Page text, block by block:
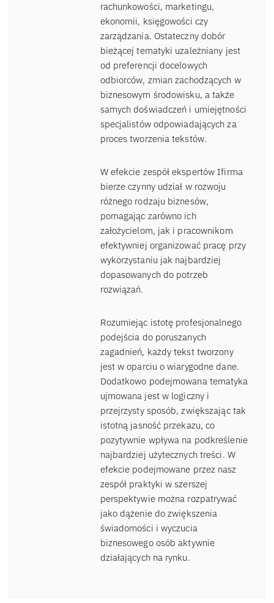
rachunkowości, marketingu,
ekonomii, księgowości czy
zarządzania. Ostateczny dobór
bieżącej tematyki uzależniany jest
od preferencji docelowych
odbiorców, zmian zachodzących w
biznesowym środowisku, a także
samych doświadczeń i umiejętności
specjalistów odpowiadających za
proces tworzenia tekstów.
W efekcie zespół ekspertów Ifirma
bierze czynny udział w rozwoju
różnego rodzaju biznesów,
pomagając zarówno ich
założycielom, jak i pracownikom
efektywniej organizować pracę przy
wykorzystaniu jak najbardziej
dopasowanych do potrzeb
rozwiązań.
Rozumiejąc istotę profesjonalnego
podejścia do poruszanych
zagadnień, każdy tekst tworzony
jest w oparciu o wiarygodne dane.
Dodatkowo podejmowana tematyka
ujmowana jest w logiczny i
przejrzysty sposób, zwiększając tak
istotną jasność przekazu, co
pozytywnie wpływa na podkreślenie
najbardziej użytecznych treści. W
efekcie podejmowane przez nasz
zespół praktyki w szerszej
perspektywie można rozpatrywać
jako dążenie do zwiększenia
świadomości i wyczucia
biznesowego osób aktywnie
działających na rynku.